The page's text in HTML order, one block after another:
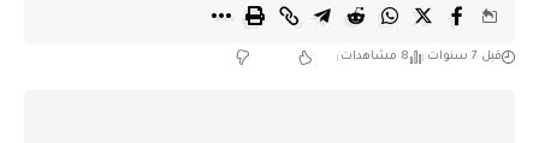
قبل 7 سنوات 8 مشاهدات